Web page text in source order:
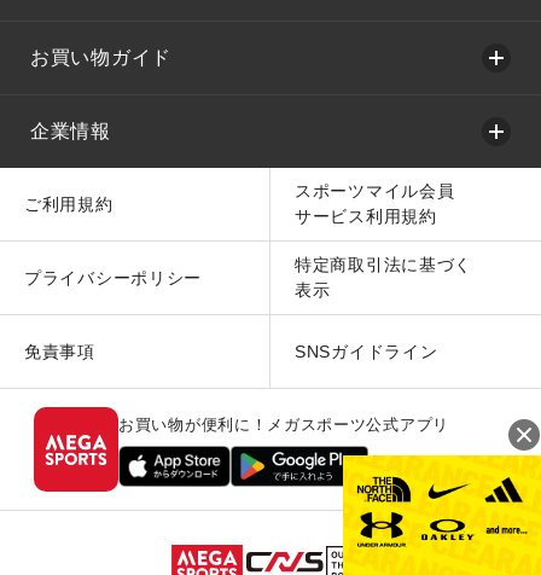
お買い物ガイド
企業情報
ご利用規約
スポーツマイル会員
サービス利用規約
プライバシーポリシー
特定商取引法に基づく
表示
免責事項 SNSガイドライン
お買い物が便利に！メガスポーツ公式アプリ